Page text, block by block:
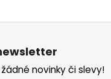
novinky či slevy!